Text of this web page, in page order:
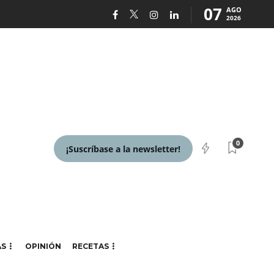
07 AGO
2026
¡Suscríbase a la newsletter!
0
OPINIÓN RECETAS